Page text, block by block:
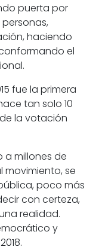
puerta por
haciendo
el
fue la primera
tan solo 10
la votación
a millones de
movimiento, se
poco más
con certeza,
realidad.
y